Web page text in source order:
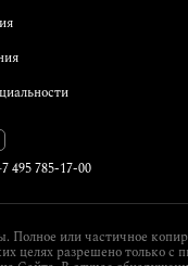
495 785-17-00
Полное или частичное
целях разрешено только с